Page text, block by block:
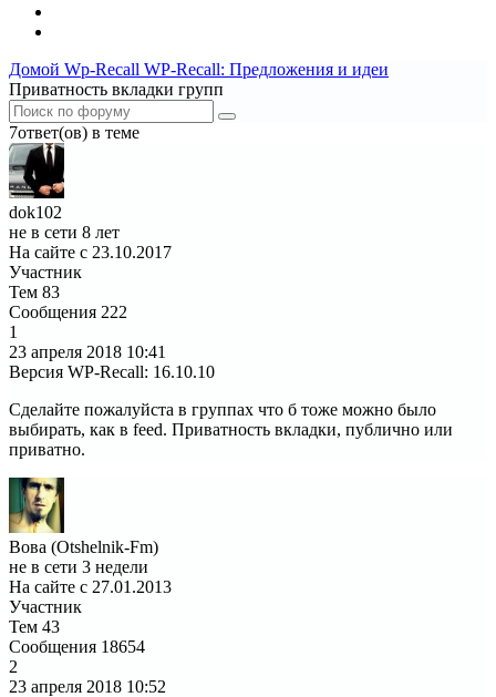
Домой Wp-Recall WP-Recall: Предложения и идеи
Приватность вкладки групп
7ответ(ов) в теме
dok102
не в сети 8 лет
На сайте с 23.10.2017
Участник
Тем 83
Сообщения 222
1
23 апреля 2018 10:41
Версия WP-Recall: 16.10.10
Сделайте пожалуйста в группах что б тоже можно было
выбирать, как в feed. Приватность вкладки, публично или
приватно.
Вова (Otshelnik-Fm)
не в сети 3 недели
На сайте с 27.01.2013
Участник
Тем 43
Сообщения 18654
2
23 апреля 2018 10:52